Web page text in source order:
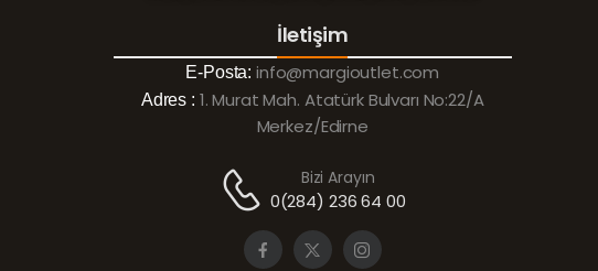
İletişim
E-Posta: info@margioutlet.com
Adres : 1. Murat Mah. Atatürk Bulvarı No:22/A
Merkez/Edirne
Bizi Arayın
0(284) 236 64 00